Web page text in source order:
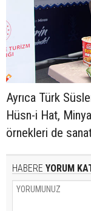
Ayrıca Türk
Hüsn-i Hat,
örnekleri de
HABERE YORUM